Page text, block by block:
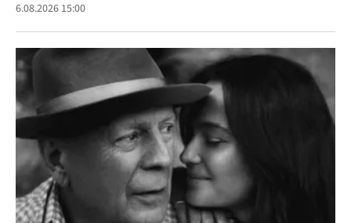
6.08.2026 15:00